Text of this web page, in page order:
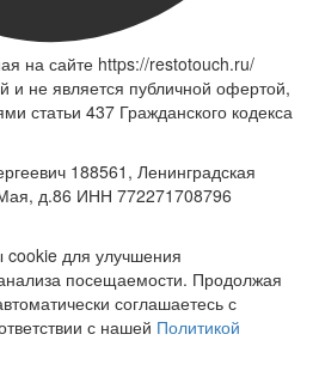
на сайте https://restotouch.ru/
и не является публичной офертой,
статьи 437 Гражданского кодекса
188561, Ленинградская
д.86 ИНН 772271708796
для улучшения
посещаемости. Продолжая
соглашаетесь с
с нашей Политикой